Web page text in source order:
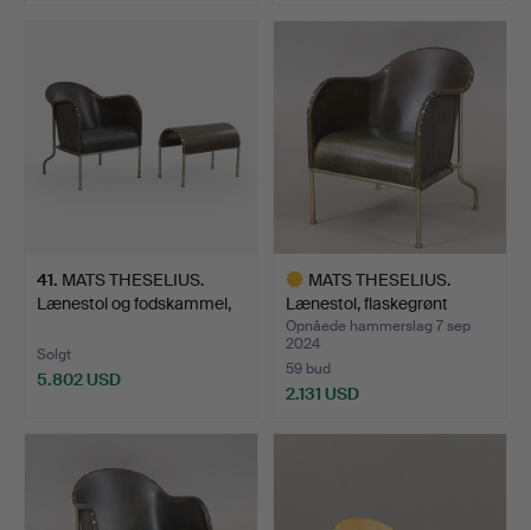
41. MATS THESELIUS.
Lænestol og fodskammel,
Solgt
5.802 USD
MATS THESELIUS.
Lænestol, flaskegrønt
læde…
Opnåede hammerslag 7 sep
2024
59 bud
2.131 USD